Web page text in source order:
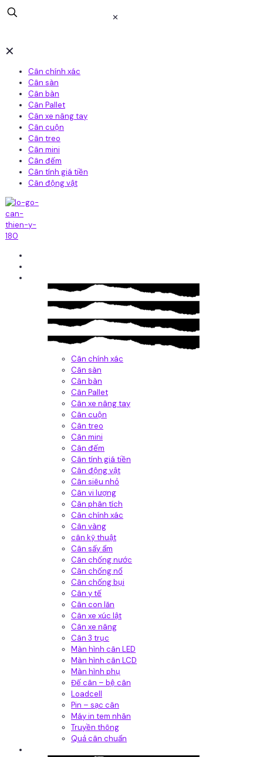
✕
✕
Cân chính xác
Cân sàn
Cân bàn
Cân Pallet
Cân xe nâng tay
Cân cuộn
Cân treo
Cân mini
Cân đếm
Cân tính giá tiền
Cân động vật
Cân chính xác
Cân sàn
Cân bàn
Cân Pallet
Cân xe nâng tay
Cân cuộn
Cân treo
Cân mini
Cân đếm
Cân tính giá tiền
Cân động vật
Cân siêu nhỏ
Cân vi lượng
Cân phân tích
Cân chính xác
Cân vàng
cân kỹ thuật
Cân sấy ẩm
Cân chống nước
Cân chống nổ
Cân chống bụi
Cân y tế
Cân con lăn
Cân xe xúc lật
Cân xe nâng
Cân 3 trục
Màn hình cân LED
Màn hình cân LCD
Màn hình phụ
Đế cân – bệ cân
Loadcell
Pin – sạc cân
Máy in tem nhãn
Truyền thông
Quả cân chuẩn